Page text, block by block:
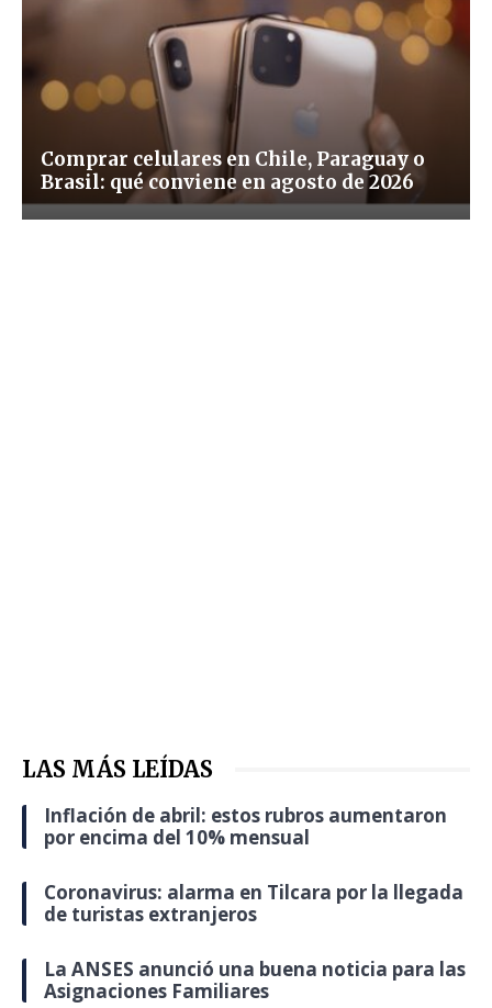
Comprar celulares en Chile, Paraguay o
Brasil: qué conviene en agosto de 2026
LAS MÁS LEÍDAS
Inflación de abril: estos rubros aumentaron
por encima del 10% mensual
Coronavirus: alarma en Tilcara por la llegada
de turistas extranjeros
La ANSES anunció una buena noticia para las
Asignaciones Familiares